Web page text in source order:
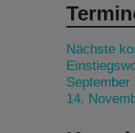
Nächste
14.